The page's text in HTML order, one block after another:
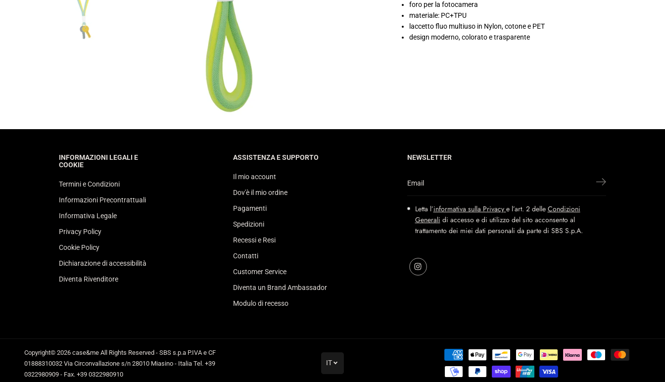
foro per la fotocamera
materiale: PC+TPU
laccetto fluo multiuso in Nylon, cotone e PET
design moderno, colorato e trasparente
INFORMAZIONI LEGALI E
COOKIE
Termini e Condizioni
Informazioni Precontrattuali
Informativa Legale
Privacy Policy
Cookie Policy
Dichiarazione di accessibilità
Diventa Rivenditore
ASSISTENZA E SUPPORTO
Il mio account
Dov'è il mio ordine
Pagamenti
Spedizioni
Recessi e Resi
Contatti
Customer Service
Diventa un Brand Ambassador
Modulo di recesso
NEWSLETTER
Letta l’informativa sulla Privacy e l’art. 2 delle Condizioni
Generali di accesso e di utilizzo del sito acconsento al
trattamento dei miei dati personali da parte di SBS S.p.A.
Copyright© 2026 case&meAll Rights Reserved - SBS s.p.a P.IVA e CF
01888310032 Via Circonvallazione s/n 28010 Miasino - Italia Tel. +39
0322980909 - Fax. +39 0322980910
IT